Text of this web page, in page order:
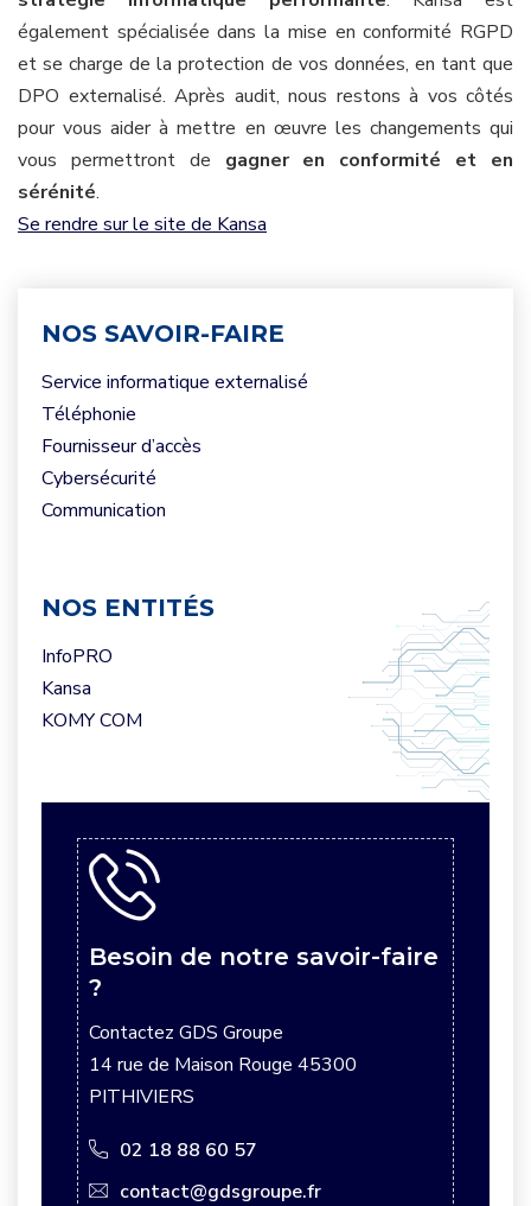
NOS SAVOIR-FAIRE
Service informatique externalisé
Téléphonie
Fournisseur d’accès
Cybersécurité
Communication
NOS ENTITÉS
InfoPRO
Kansa
KOMY COM
Besoin de notre savoir-faire
?
Contactez GDS Groupe
14 rue de Maison Rouge 45300
PITHIVIERS
02 18 88 60 57
contact@gdsgroupe.fr
également spécialisée dans la mise en conformité RGPD
et se charge de la protection de vos données, en tant que
DPO externalisé. Après audit, nous restons à vos côtés
pour vous aider à mettre en œuvre les changements qui
vous permettront de gagner en conformité et en
sérénité.
Se rendre sur le site de Kansa